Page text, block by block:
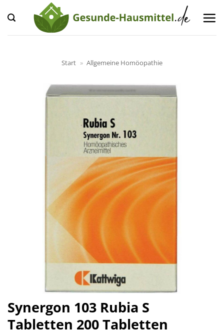
Inhalt
springen
Start » Allgemeine Homöopathie
Synergon 103 Rubia S
Tabletten 200 Tabletten